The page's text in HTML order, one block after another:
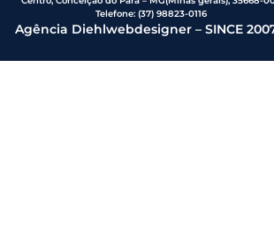
Telefone:(37) 98823-0116
Agência Diehlwebdesigner – SINCE